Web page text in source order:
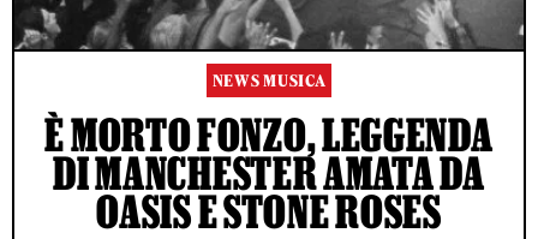
NEWS MUSICA
È MORTO FONZO, LEGGENDA
DI MANCHESTER AMATA DA
OASIS E STONE ROSES